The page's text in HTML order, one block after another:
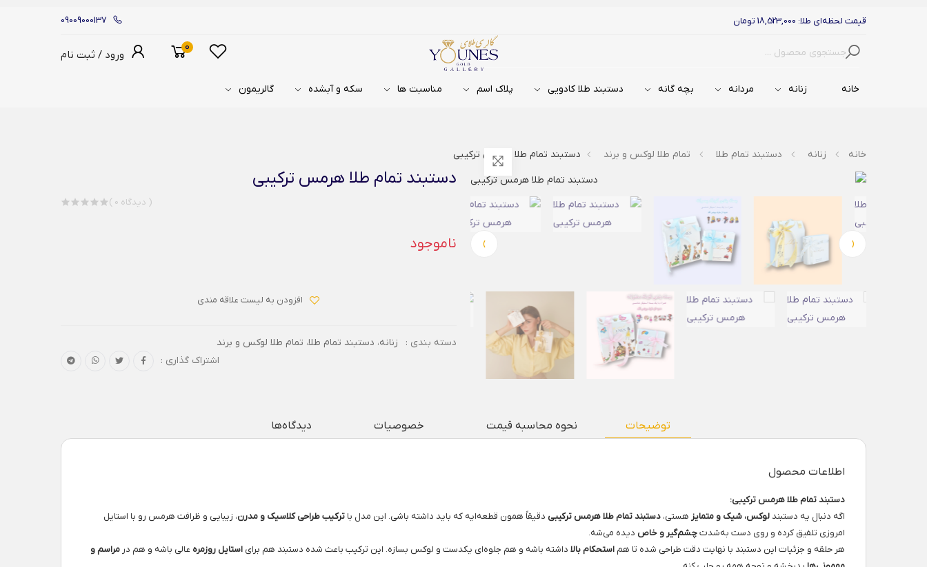
قیمت لحظه‌ای طلا: 18,523,000 تومان 09009000137
جستجو
ورود / ثبت نام
0
خانه زنانه مردانه بچه گانه دستبند طلا کادویی پلاک اسم مناسبت ها سکه و آبشده گالریمون
خانه زنانه دستبند تمام طلا تمام طلا لوکس و برند دستبند تمام طلا هرمس ترکیبی
‹
›
دستبند تمام طلا هرمس ترکیبی
( 0 دیدگاه )
ناموجود
افزودن به لیست علاقه مندی
دسته بندی : زنانه، دستبند تمام طلا، تمام طلا لوکس و برند
اشتراک گذاری :
توضیحات نحوه محاسبه قیمت خصوصیات دیدگاه‌ها
اطلاعات محصول
دستبند تمام طلا هرمس ترکیبی:
اگه دنبال یه دستبند لوکس، شیک و متمایز هستی، دستبند تمام طلا هرمس ترکیبی دقیقاً همون قطعه‌ایه که باید داشته باشی. این مدل با ترکیب طراحی کلاسیک و مدرن، زیبایی و ظرافت هرمس رو با استایل
امروزی تلفیق کرده و روی دست به‌شدتچشم‌گیر و خاص دیده می‌شه.
هر حلقه و جزئیات این دستبند با نهایت دقت طراحی شده تا هم استحکام بالا داشته باشه و هم جلوه‌ای یکدست و لوکس بسازه. این ترکیب باعث شده دستبند هم برای استایل روزمره عالی باشه و هم در مراسم و